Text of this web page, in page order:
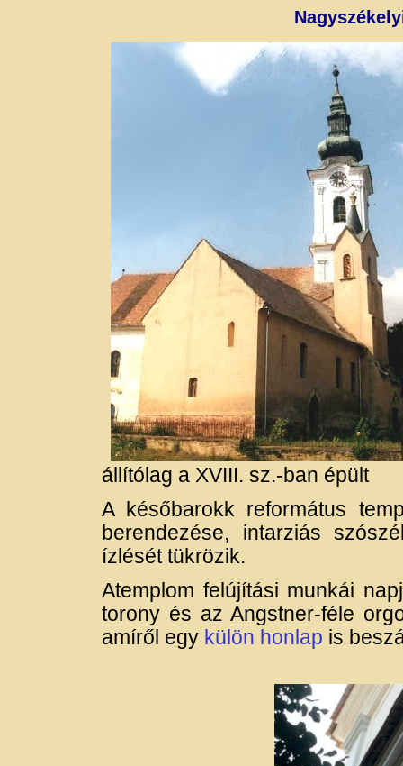
állítólag a XVIII. sz.-ban épült
A későbarokk református
berendezése, intarziás
ízlését tükrözik.
Atemplom felújítási munkái
torony és az Angstner-féle
amíről egy külön honlap is